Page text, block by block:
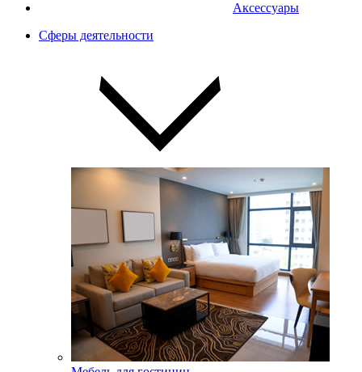
Аксессуары
Сферы деятельности